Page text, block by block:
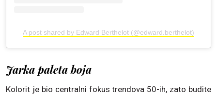
A post shared by Edward Berthelot (@edward.berthelot)
Jarka paleta boja
Kolorit je bio centralni fokus trendova 50-ih, zato budite